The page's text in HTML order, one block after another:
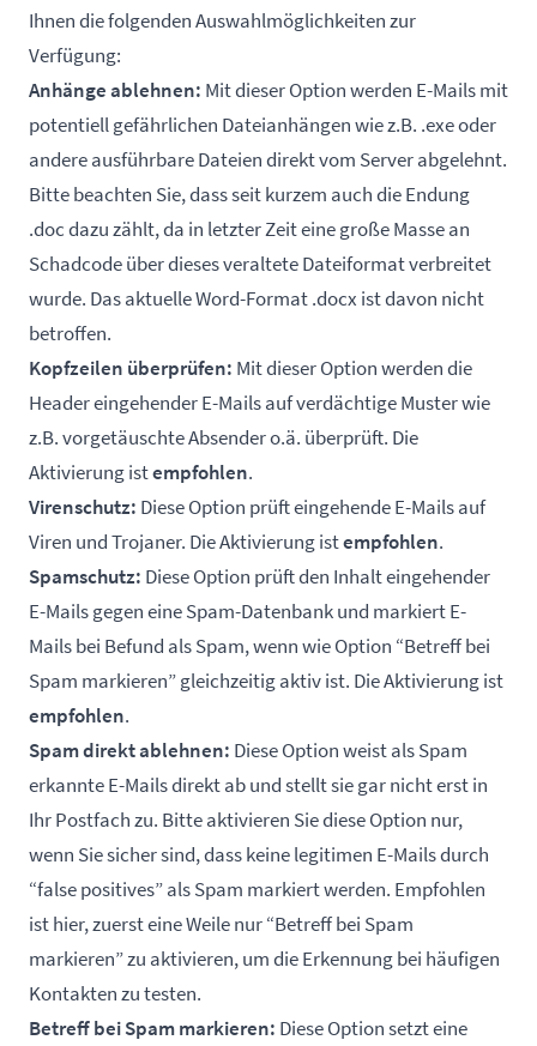
Ihnen die folgenden Auswahlmöglichkeiten zur
Verfügung:
Anhänge ablehnen: Mit dieser Option werden E-Mails mit
potentiell gefährlichen Dateianhängen wie z.B. .exe oder
andere ausführbare Dateien direkt vom Server abgelehnt.
Bitte beachten Sie, dass seit kurzem auch die Endung
.doc dazu zählt, da in letzter Zeit eine große Masse an
Schadcode über dieses veraltete Dateiformat verbreitet
wurde. Das aktuelle Word-Format .docx ist davon nicht
betroffen.
Kopfzeilen überprüfen: Mit dieser Option werden die
Header eingehender E-Mails auf verdächtige Muster wie
z.B. vorgetäuschte Absender o.ä. überprüft. Die
Aktivierung istempfohlen.
Virenschutz: Diese Option prüft eingehende E-Mails auf
Viren und Trojaner. Die Aktivierung istempfohlen.
Spamschutz: Diese Option prüft den Inhalt eingehender
E-Mails gegen eine Spam-Datenbank und markiert E-
Mails bei Befund als Spam, wenn wie Option “Betreff bei
Spam markieren” gleichzeitig aktiv ist. Die Aktivierung ist
empfohlen.
Spam direkt ablehnen: Diese Option weist als Spam
erkannte E-Mails direkt ab und stellt sie gar nicht erst in
Ihr Postfach zu. Bitte aktivieren Sie diese Option nur,
wenn Sie sicher sind, dass keine legitimen E-Mails durch
“false positives” als Spam markiert werden. Empfohlen
ist hier, zuerst eine Weile nur “Betreff bei Spam
markieren” zu aktivieren, um die Erkennung bei häufigen
Kontakten zu testen.
Betreff bei Spam markieren: Diese Option setzt eine